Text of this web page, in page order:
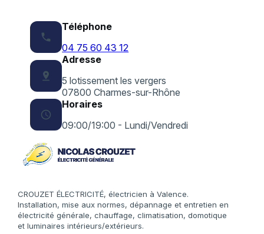
phone
Téléphone
04 75 60 43 12
pin_drop
Adresse
5 lotissement les vergers
07800 Charmes-sur-Rhône
schedule
Horaires
09:00/19:00 - Lundi/Vendredi
CROUZET ÉLECTRICITÉ, électricien à Valence.
Installation, mise aux normes, dépannage et entretien en
électricité générale, chauffage, climatisation, domotique
et luminaires intérieurs/extérieurs.